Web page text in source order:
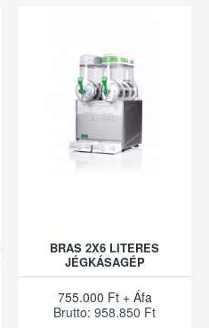
BRAS 2X6 LITERES
JÉGKÁSAGÉP
755.000 Ft + Áfa
Brutto: 958.850 Ft